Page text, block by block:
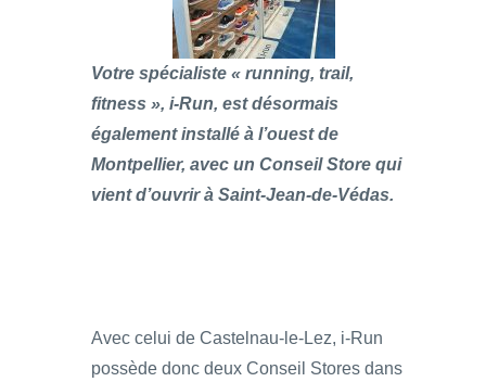
Votre spécialiste « running, trail,
fitness », i-Run, est désormais
également installé à l’ouest de
Montpellier, avec un Conseil Store qui
vient d’ouvrir à Saint-Jean-de-Védas.
Avec celui de Castelnau-le-Lez, i-Run
possède donc deux Conseil Stores dans